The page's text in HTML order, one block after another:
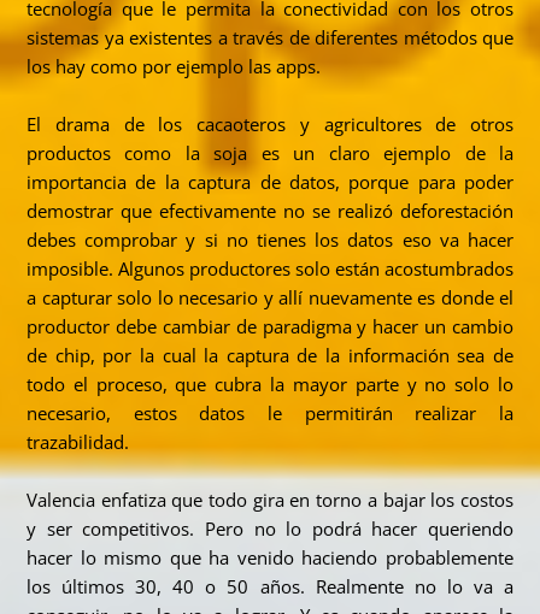
tecnología que le permita la conectividad con los otros
sistemas ya existentes a través de diferentes métodos que
los hay como por ejemplo las apps.
El drama de los cacaoteros y agricultores de otros
productos como la soja es un claro ejemplo de la
importancia de la captura de datos, porque para poder
demostrar que efectivamente no se realizó deforestación
debes comprobar y si no tienes los datos eso va hacer
imposible. Algunos productores solo están acostumbrados
a capturar solo lo necesario y allí nuevamente es donde el
productor debe cambiar de paradigma y hacer un cambio
de chip, por la cual la captura de la información sea de
todo el proceso, que cubra la mayor parte y no solo lo
necesario, estos datos le permitirán realizar la
trazabilidad.
Valencia enfatiza que todo gira en torno a bajar los costos
y ser competitivos. Pero no lo podrá hacer queriendo
hacer lo mismo que ha venido haciendo probablemente
los últimos 30, 40 o 50 años. Realmente no lo va a